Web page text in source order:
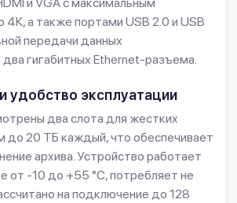
а также портами USB 2.0 и USB
передачи данных
гигабитных Ethernet-разъема.
удобство эксплуатации
два слота для жестких
до 20 ТБ каждый, что обеспечивает
архива. Устройство работает
от -10 до +55 °C, потребляет не
на подключение до 128